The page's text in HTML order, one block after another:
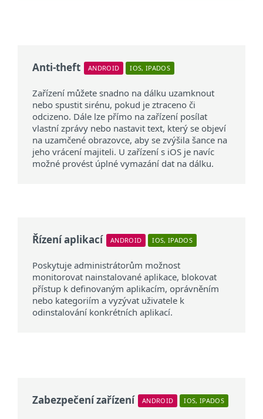
Anti-theft ANDROID IOS, IPADOS
Zařízení můžete snadno na dálku uzamknout
nebo spustit sirénu, pokud je ztraceno či
odcizeno. Dále lze přímo na zařízení posílat
vlastní zprávy nebo nastavit text, který se objeví
na uzamčené obrazovce, aby se zvýšila šance na
jeho vrácení majiteli. U zařízení s iOS je navíc
možné provést úplné vymazání dat na dálku.
Řízení aplikací ANDROID IOS, IPADOS
Poskytuje administrátorům možnost
monitorovat nainstalované aplikace, blokovat
přístup k definovaným aplikacím, oprávněním
nebo kategoriím a vyzývat uživatele k
odinstalování konkrétních aplikací.
Zabezpečení zařízení ANDROID IOS, IPADOS